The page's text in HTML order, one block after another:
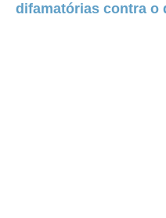
difamatórias contra o